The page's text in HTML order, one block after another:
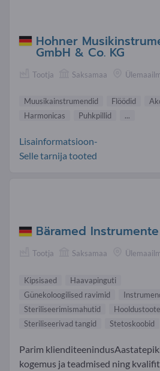
Hohner
GmbH & Co. KG
Tootja Saksamaa
Muusikainstrumendid Flöödid
Harmonicas
Puhkpillid ...
Lisainformatsioon-
Selle tarnija tooted
Bäramed
Tootja Saksamaa
Kipsisaed
Haavapinguti
Günekoloogilised ravimid
Steriliseerimismahutid
Steriliseerivad tangid
Stetoskoobid
Parim
kogemus ja teadmised ning